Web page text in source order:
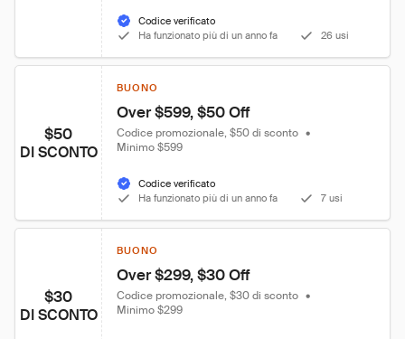
Codice verificato
Ha funzionato più di un anno fa
26 usi
$50
DI SCONTO
BUONO
Over $599, $50 Off
Codice promozionale, $50 di sconto •
Minimo $599
Codice verificato
Ha funzionato più di un anno fa
7 usi
$30
DI SCONTO
BUONO
Over $299, $30 Off
Codice promozionale, $30 di sconto •
Minimo $299